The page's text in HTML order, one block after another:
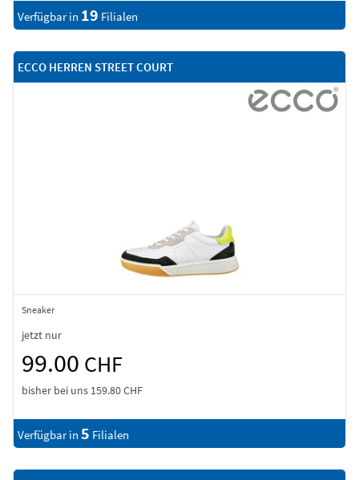
Verfügbar in 19 Filialen
ECCO HERREN STREET COURT
Sneaker
jetzt nur
99.00 CHF
bisher bei uns 159.80 CHF
Verfügbar in 5 Filialen